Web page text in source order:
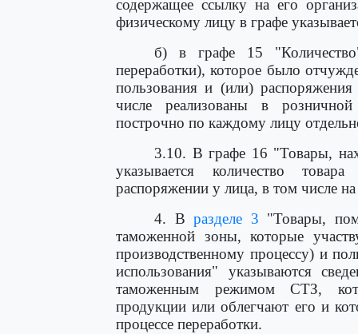
содержащее ссылку на его
физическому лицу в графе
б) в графе 15 "Количество"
переработки), которое было
пользования и (или)
числе реализованы в розничной
построчно по каждому лицу
3.10. В графе 16 "Товары,
указывается количество
распоряжении у лица, в том числе
4. Вразделе 3 "Товары,
таможенной зоны, которые
производственному процессу) и
использования" указываются
таможенным режимом СТЗ,
продукции или облегчают его и
процессе переработки.